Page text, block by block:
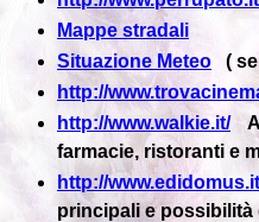
Mappe stradali
Situazione Meteo (
http://
http://www.walkie.it/
farmacie, ristoranti e
http://
principali e